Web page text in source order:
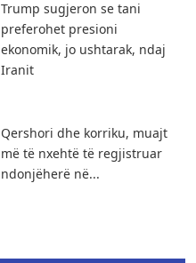
Trump sugjeron se tani
preferohet presioni
ekonomik, jo ushtarak, ndaj
Iranit
Qershori dhe korriku, muajt
më të nxehtë të regjistruar
ndonjëherë në...